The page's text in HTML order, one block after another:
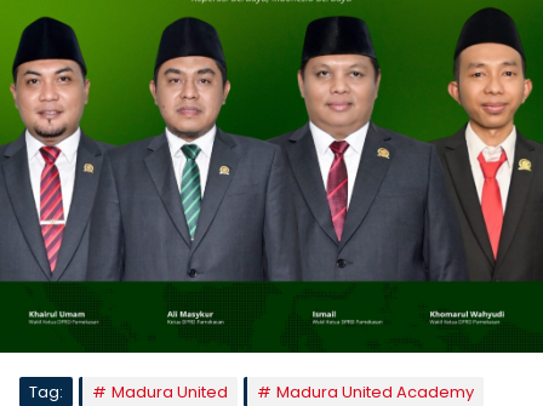
Tag: Madura United Madura United Academy